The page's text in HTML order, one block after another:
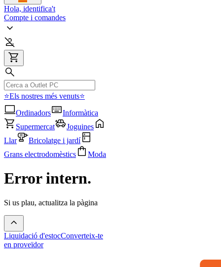
Hola, identifica't
Compte i comandes
⭐Els nostres més venuts⭐
Ordinadors
Informàtica
Supermercat
Joguines
Llar
Bricolatge i jardí
Grans electrodomèstics
Moda
Error intern.
Si us plau, actualitza la pàgina
Liquidació d'estocConverteix-te
en proveïdor